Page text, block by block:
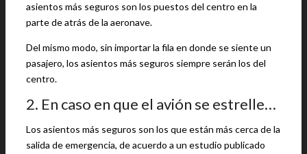
asientos más seguros son los puestos del centro en la
parte de atrás de la aeronave.
Del mismo modo, sin importar la fila en donde se siente un
pasajero, los asientos más seguros siempre serán los del
centro.
2. En caso en que el avión se estrelle…
Los asientos más seguros son los que están más cerca de la
salida de emergencia, de acuerdo a un estudio publicado